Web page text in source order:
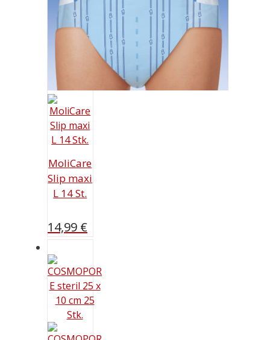
MoliCare
Slip maxi
L 14 St.
14,99 €